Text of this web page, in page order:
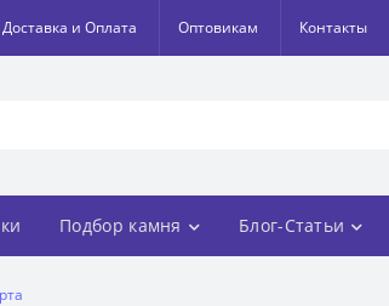
Доставка и Оплата Оптовикам Контакты
Подбор камня Блог-Статьи